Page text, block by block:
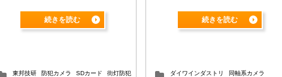
えます。 ・録画状態表示LED、カメラ前面
続きを読む
東邦技研 防犯カメラ SDカード
街灯防犯
続きを読む
ダイワインダストリ
同軸系カメラ